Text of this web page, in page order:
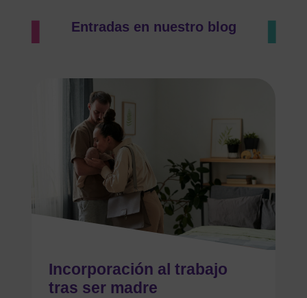
Entradas en nuestro blog
Incorporación al trabajo
tras ser madre